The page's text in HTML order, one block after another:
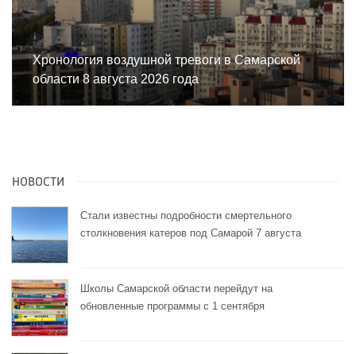
Хронология воздушной тревоги в Самарской
области 8 августа 2026 года
НОВОСТИ
Стали известны подробности смертельного
столкновения катеров под Самарой 7 августа
Школы Самарской области перейдут на
обновленные программы с 1 сентября